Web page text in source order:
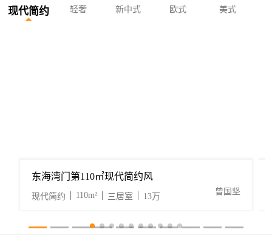
现代简约 轻奢 新中式 欧式 美式
东海湾门第110㎡现代简约风
现代简约 110m² 三居室 13万
曾国坚